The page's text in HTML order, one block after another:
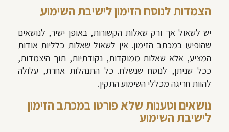
הצמדות לנוסח הזימון לישיבת השימוע
יש לשאול אך ורק שאלות הקשורות, באופן ישיר, לנושאים
שהופיעו במכתב הזימון. אין לשאול שאלות כלליות אודות
המציע, אלא שאלות ממוקדות, נקודתיות, תוך היצמדות,
ככל שניתן, לנוסח שנשלח. כל התנהלות אחרת, עלולה
להוות חריגה מכללי השימוע התקין.
נושאים וטענות שלא פורטו במכתב הזימון
לישיבת השימוע